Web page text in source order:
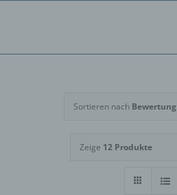
Sortieren nach Bewertung
Zeige 12 Produkte